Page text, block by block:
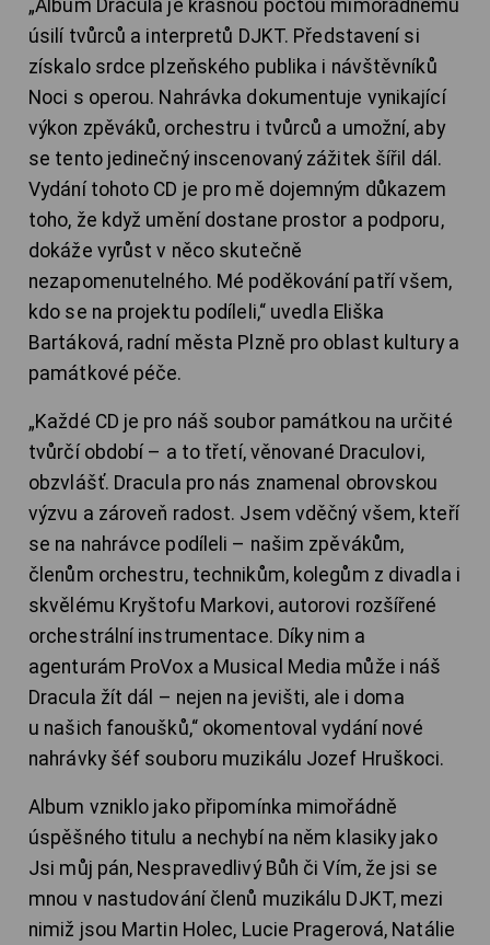
„Album Dracula je krásnou poctou mimořádnému
úsilí tvůrců a interpretů DJKT. Představení si
získalo srdce plzeňského publika i návštěvníků
Noci s operou. Nahrávka dokumentuje vynikající
výkon zpěváků, orchestru i tvůrců a umožní, aby
se tento jedinečný inscenovaný zážitek šířil dál.
Vydání tohoto CD je pro mě dojemným důkazem
toho, že když umění dostane prostor a podporu,
dokáže vyrůst v něco skutečně
nezapomenutelného. Mé poděkování patří všem,
kdo se na projektu podíleli,“ uvedla Eliška
Bartáková, radní města Plzně pro oblast kultury a
památkové péče.
„Každé CD je pro náš soubor památkou na určité
tvůrčí období – a to třetí, věnované Draculovi,
obzvlášť. Dracula pro nás znamenal obrovskou
výzvu a zároveň radost. Jsem vděčný všem, kteří
se na nahrávce podíleli – našim zpěvákům,
členům orchestru, technikům, kolegům z divadla i
skvělému Kryštofu Markovi, autorovi rozšířené
orchestrální instrumentace. Díky nim a
agenturám ProVox a Musical Media může i náš
Dracula žít dál – nejen na jevišti, ale i doma
u našich fanoušků,“ okomentoval vydání nové
nahrávky šéf souboru muzikálu Jozef Hruškoci.
Album vzniklo jako připomínka mimořádně
úspěšného titulu a nechybí na něm klasiky jako
Jsi můj pán, Nespravedlivý Bůh či Vím, že jsi se
mnou v nastudování členů muzikálu DJKT, mezi
nimiž jsou Martin Holec, Lucie Pragerová, Natálie